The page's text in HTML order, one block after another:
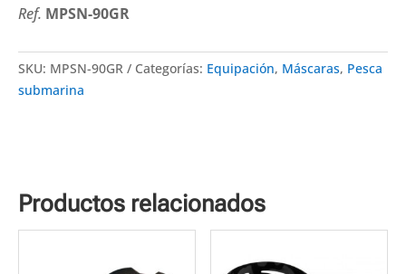
Ref. MPSN-90GR
SKU: MPSN-90GR Categorías: Equipación, Máscaras, Pesca
submarina
Productos relacionados